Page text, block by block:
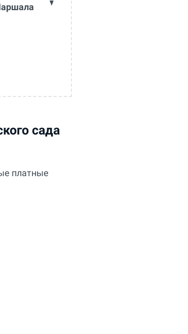
сада
платные